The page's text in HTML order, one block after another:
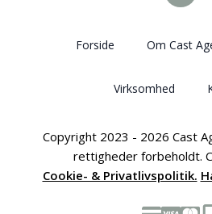
Forside Om Cast
Virksomhed
Copyright 2023 - 2026 Cast
rettigheder forbeholdt.
Cookie- & Privatlivspolitik.